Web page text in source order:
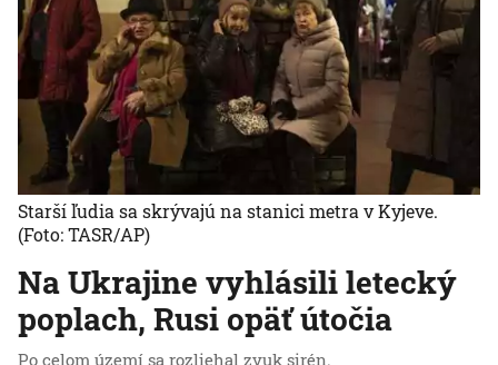
Na Ukrajine vyhlásili letecký
poplach, Rusi opäť útočia
Po celom území sa rozliehal zvuk sirén.
Starší ľudia sa skrývajú na stanici metra v Kyjeve.
(Foto: TASR/AP)